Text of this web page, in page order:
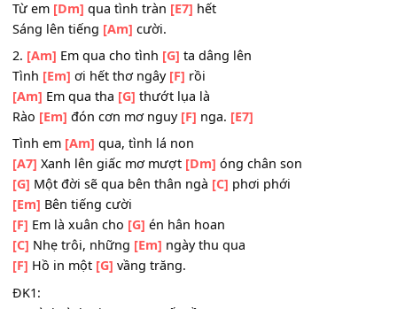
Làm[Em]những con sông xanh
[Am] Từ khi em qua gió
Hồ trong[Em] vắt dáng em thật [F]xinh
Từ em[Dm]qua tình tràn [E7]
Sáng lên tiếng[Am]cười.
2.[Am] Em qua cho tình[G]
Tình[Em]ơi hết thơ ngây[F]rồi
[Am]Em qua tha[G] thướt lụa là
Rào [Em]đón cơn mơ nguy
Tình em [Am] qua, tình lá non
[A7]Xanh lên giấc mơ mượt
[Em] Bên tiếng cười